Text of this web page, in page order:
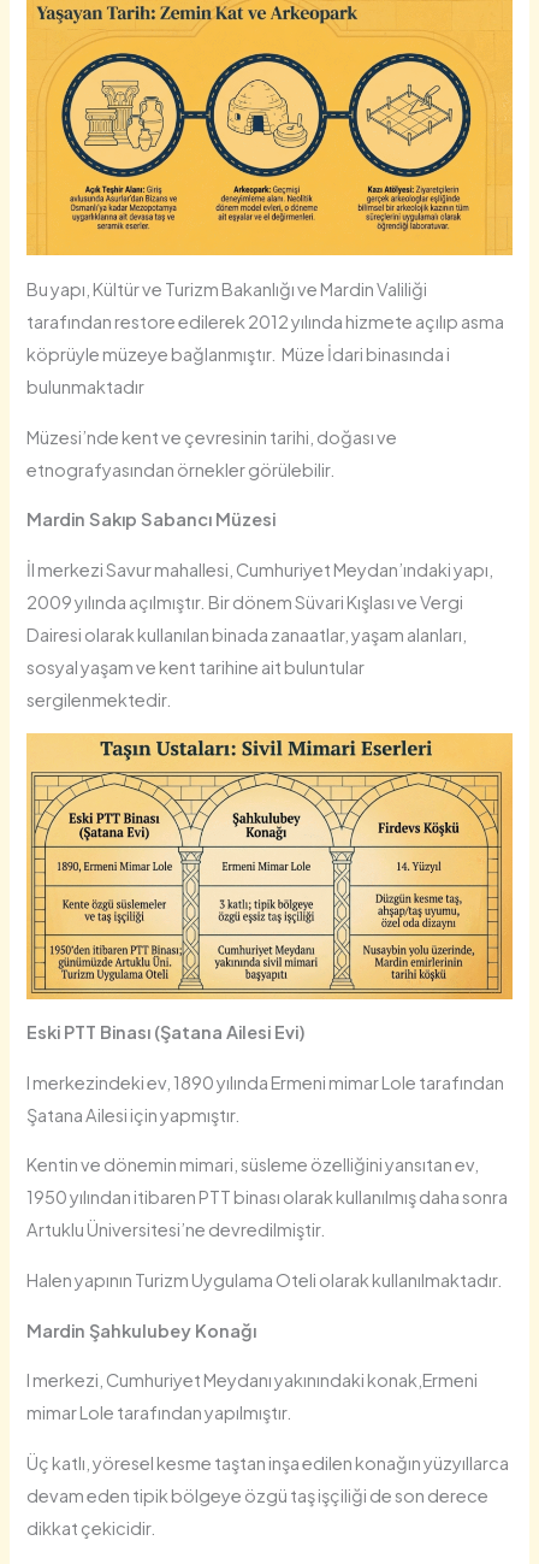
Bu yapı, Kültür ve Turizm Bakanlığı ve Mardin Valiliği
tarafından restore edilerek 2012 yılında hizmete açılıp asma
köprüyle müzeye bağlanmıştır. Müze İdari binasında i
bulunmaktadır
Müzesi’nde kent ve çevresinin tarihi, doğası ve
etnografyasından örnekler görülebilir.
Mardin Sakıp Sabancı Müzesi
İl merkezi Savur mahallesi, Cumhuriyet Meydan’ındaki yapı,
2009 yılında açılmıştır. Bir dönem Süvari Kışlası ve Vergi
Dairesi olarak kullanılan binada zanaatlar, yaşam alanları,
sosyal yaşam ve kent tarihine ait buluntular
sergilenmektedir.
Eski PTT Binası (Şatana Ailesi Evi)
l merkezindeki ev, 1890 yılında Ermeni mimar Lole tarafından
Şatana Ailesi için yapmıştır.
Kentin ve dönemin mimari, süsleme özelliğini yansıtan ev,
1950 yılından itibaren PTT binası olarak kullanılmış daha sonra
Artuklu Üniversitesi’ne devredilmiştir.
Halen yapının Turizm Uygulama Oteli olarak kullanılmaktadır.
Mardin Şahkulubey Konağı
l merkezi, Cumhuriyet Meydanı yakınındaki konak,Ermeni
mimar Lole tarafından yapılmıştır.
Üç katlı, yöresel kesme taştan inşa edilen konağın yüzyıllarca
devam eden tipik bölgeye özgü taş işçiliği de son derece
dikkat çekicidir.